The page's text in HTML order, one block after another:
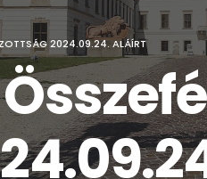
2024.09.24. ALÁÍRT